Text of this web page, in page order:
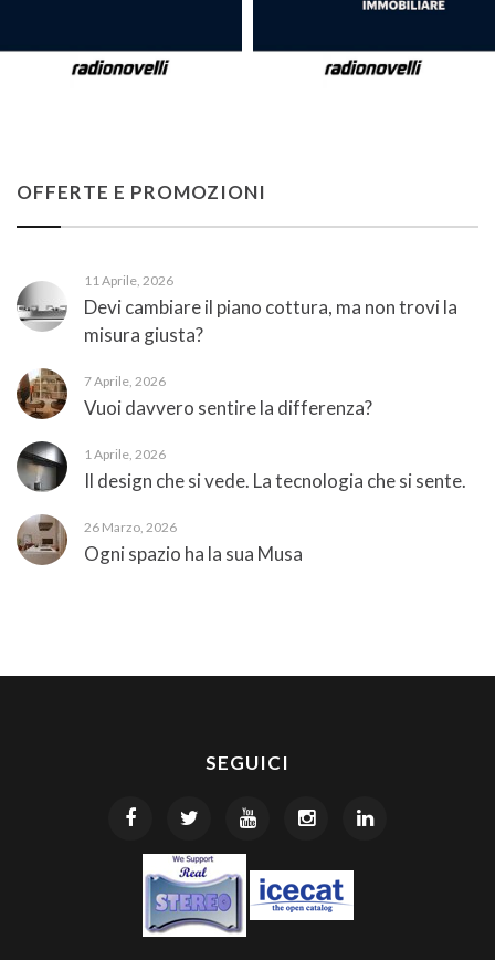
OFFERTE E PROMOZIONI
11 Aprile, 2026
Devi cambiare il piano cottura, ma non trovi la
misura giusta?
7 Aprile, 2026
Vuoi davvero sentire la differenza?
1 Aprile, 2026
Il design che si vede. La tecnologia che si sente.
26 Marzo, 2026
Ogni spazio ha la sua Musa
SEGUICI